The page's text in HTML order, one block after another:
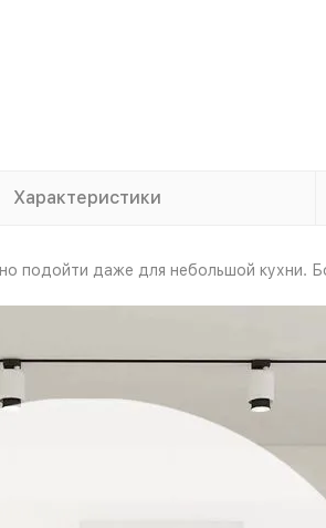
Характеристики
даже для небольшой кухни.